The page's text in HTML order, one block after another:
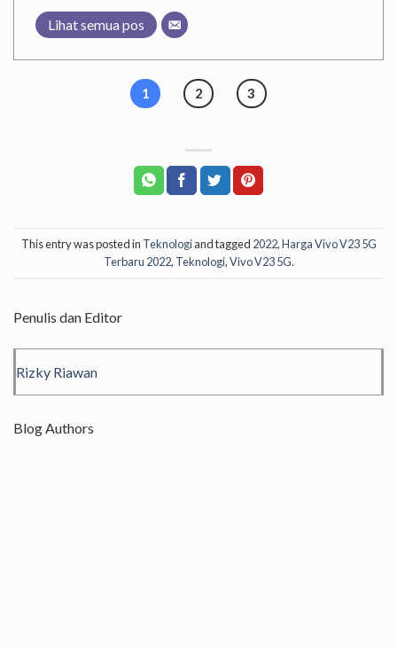
Lihat semua pos
1 2 3
This entry was posted in Teknologiand tagged 2022,Harga Vivo V23 5G
Terbaru 2022, Teknologi,Vivo V23 5G.
Penulis dan Editor
Rizky Riawan
Blog Authors